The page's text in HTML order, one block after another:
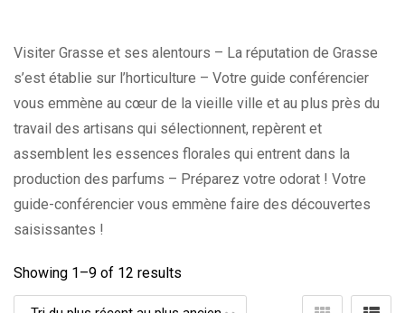
Visiter Grasse et ses alentours – La réputation de Grasse
s’est établie sur l’horticulture – Votre guide conférencier
vous emmène au cœur de la vieille ville et au plus près du
travail des artisans qui sélectionnent, repèrent et
assemblent les essences florales qui entrent dans la
production des parfums – Préparez votre odorat ! Votre
guide-conférencier vous emmène faire des découvertes
saisissantes !
Showing 1–9 of 12 results